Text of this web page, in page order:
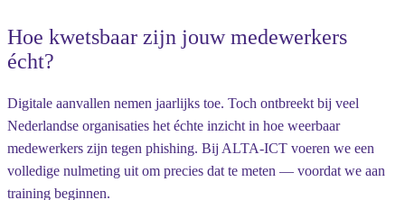
Hoe kwetsbaar zijn jouw medewerkers
écht?
Digitale aanvallen nemen jaarlijks toe. Toch ontbreekt bij veel
Nederlandse organisaties het échte inzicht in hoe weerbaar
medewerkers zijn tegen phishing. Bij ALTA-ICT voeren we een
volledige nulmeting uit om precies dat te meten — voordat we aan
training beginnen.